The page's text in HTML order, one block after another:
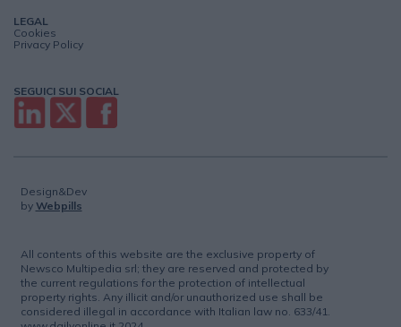
LEGAL
Cookies
Privacy Policy
SEGUICI SUI SOCIAL
Design&Dev
by Webpills
All contents of this website are the exclusive property of
Newsco Multipedia srl; they are reserved and protected by
the current regulations for the protection of intellectual
property rights. Any illicit and/or unauthorized use shall be
considered illegal in accordance with Italian law no. 633/41.